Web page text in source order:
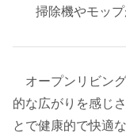
掃除機やモッ
オープンリビン
的な広がりを感じ
とで健康的で快適